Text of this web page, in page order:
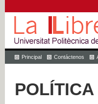
Principal Contáctenos